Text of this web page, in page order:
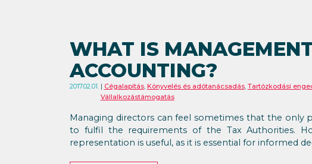
WHAT IS
ACCOUNTING?
2017.02.01. Cégalapítás, Könyvelés és adótanácsadás, Tartózkodási
Vállalkozástámogatás
Managing directors can feel sometimes that the only
to fulfil the requirements of the Tax Authorities.
representation is useful, as it is essential for informed